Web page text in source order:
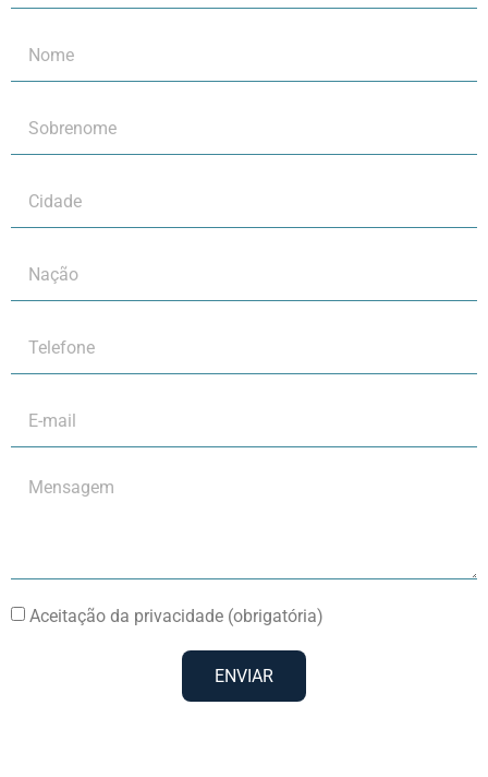
Aceitação da privacidade (obrigatória)
ENVIAR